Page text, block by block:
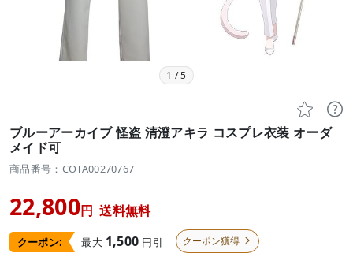
1 /5
 
ブルーアーカイブ 怪盗 清澄アキラ コスプレ衣装 オーダ
メイド可
商品番号：COTA00270767
22,800円 送料無料
クーポン: 最大 1,500 円引 クーポン獲得 